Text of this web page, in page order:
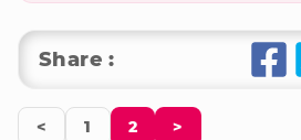
Share :
< 1 2 >